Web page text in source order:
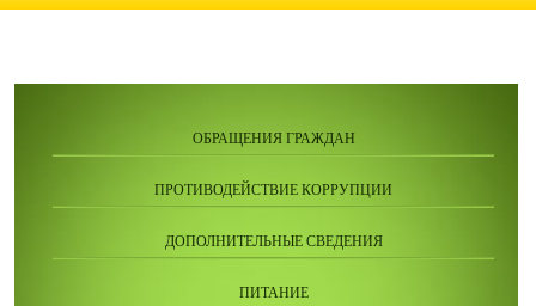
ОБРАЩЕНИЯ ГРАЖДАН
ПРОТИВОДЕЙСТВИЕ КОРРУПЦИИ
ДОПОЛНИТЕЛЬНЫЕ СВЕДЕНИЯ
ПИТАНИЕ